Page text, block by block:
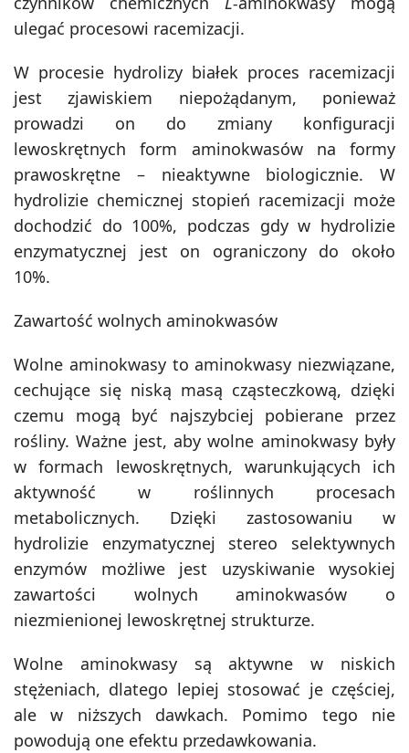
ulegać procesowi racemizacji.
W procesie hydrolizy białek proces racemizacji
jest zjawiskiem niepożądanym, ponieważ
prowadzi on do zmiany konfiguracji
lewoskrętnych form aminokwasów na formy
prawoskrętne – nieaktywne biologicznie. W
hydrolizie chemicznej stopień racemizacji może
dochodzić do 100%, podczas gdy w hydrolizie
enzymatycznej jest on ograniczony do około
10%.
Zawartość wolnych aminokwasów
Wolne aminokwasy to aminokwasy niezwiązane,
cechujące się niską masą cząsteczkową, dzięki
czemu mogą być najszybciej pobierane przez
rośliny. Ważne jest, aby wolne aminokwasy były
w formach lewoskrętnych, warunkujących ich
aktywność w roślinnych procesach
metabolicznych. Dzięki zastosowaniu w
hydrolizie enzymatycznej stereo selektywnych
enzymów możliwe jest uzyskiwanie wysokiej
zawartości wolnych aminokwasów o
niezmienionej lewoskrętnej strukturze.
Wolne aminokwasy są aktywne w niskich
stężeniach, dlatego lepiej stosować je częściej,
ale w niższych dawkach. Pomimo tego nie
powodują one efektu przedawkowania.